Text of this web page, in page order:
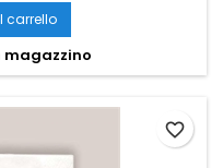
carrello
favorite_border